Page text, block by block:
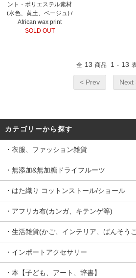
ント・ポリエステル素材
(水色、黄土、ベージュ) /
African wax print
SOLD OUT
全 13 商品 1 - 13
< Prev Next
カテゴリーから探す
・衣服、ファッション雑貨
・無添加&無加糖ドライフルーツ
・はた織り コットンストール/ショール
・アフリカ布(カンガ、キテンゲ等)
・生活雑貨(かご、インテリア、ばんそう
・インポートアクセサリー
・本【子ども、アート、辞書】